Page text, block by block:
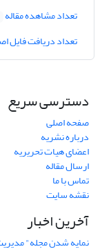
تعداد مشاهده مقاله
تعداد دریافت فایل
دسترسی سریع
صفحه اصلی
درباره نشریه
اعضای هیات تحریریه
ارسال مقاله
تماس با ما
نقشه سایت
آخرین اخبار
نمایه شدن مجله"